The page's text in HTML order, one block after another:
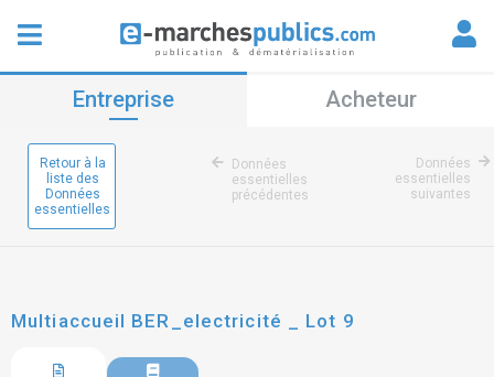
Entreprise Acheteur
Retour à la
liste des
Données
essentielles
Données
essentielles
précédentes
Données
essentielles
suivantes
Multiaccueil BER_electricité _ Lot 9